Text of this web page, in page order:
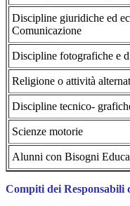
Discipline giuridiche ed
Comunicazione
Discipline fotografiche e
Religione o attività
Discipline tecnico-
Scienze motorie
Alunni con Bisogni
Compiti dei Responsabili